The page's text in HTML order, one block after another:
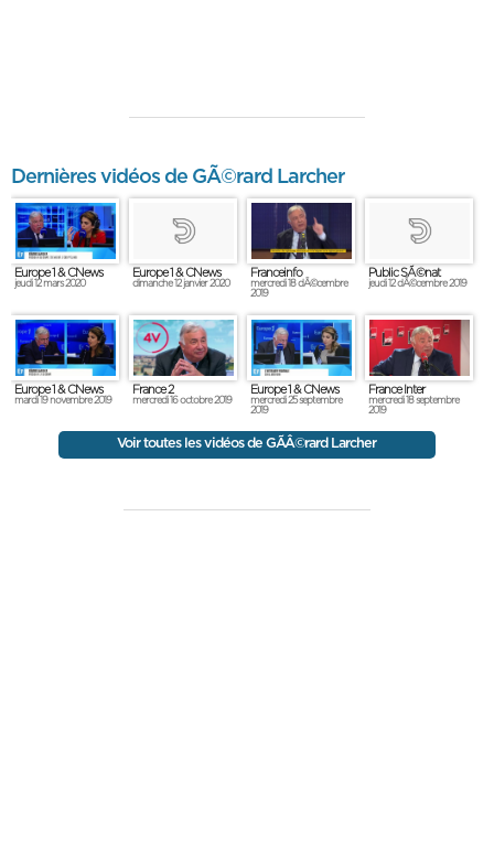
Dernières vidéos de GÃ©rard Larcher
Europe 1 & CNews
jeudi 12 mars 2020
Europe 1 & CNews
dimanche 12 janvier 2020
Franceinfo
mercredi 18 dÃ©cembre
2019
Public SÃ©nat
jeudi 12 dÃ©cembre 2019
Europe 1 & CNews
mardi 19 novembre 2019
France 2
mercredi 16 octobre 2019
Europe 1 & CNews
mercredi 25 septembre
2019
France Inter
mercredi 18 septembre
2019
Voir toutes les vidéos de GÃÂ©rard Larcher